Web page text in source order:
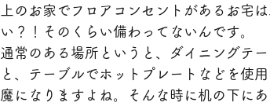
上のお家でフロアコンセントがあるお宅
い？！そのくらい備わってないんです。
通常のある場所というと、ダイニングテ
と、テーブルでホットプレートなどを使
魔になりますよね。そんな時に机の下に